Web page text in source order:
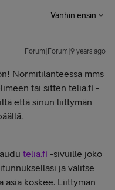
Vanhin ensin
Forum|Forum|9 years ago
Normitilanteessa mms
tai sitten telia.fi -
että sinun liittymän
telia.fi -sivuille joko
ja valitse
asia koskee. Liittymän